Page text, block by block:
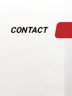
CONTACT